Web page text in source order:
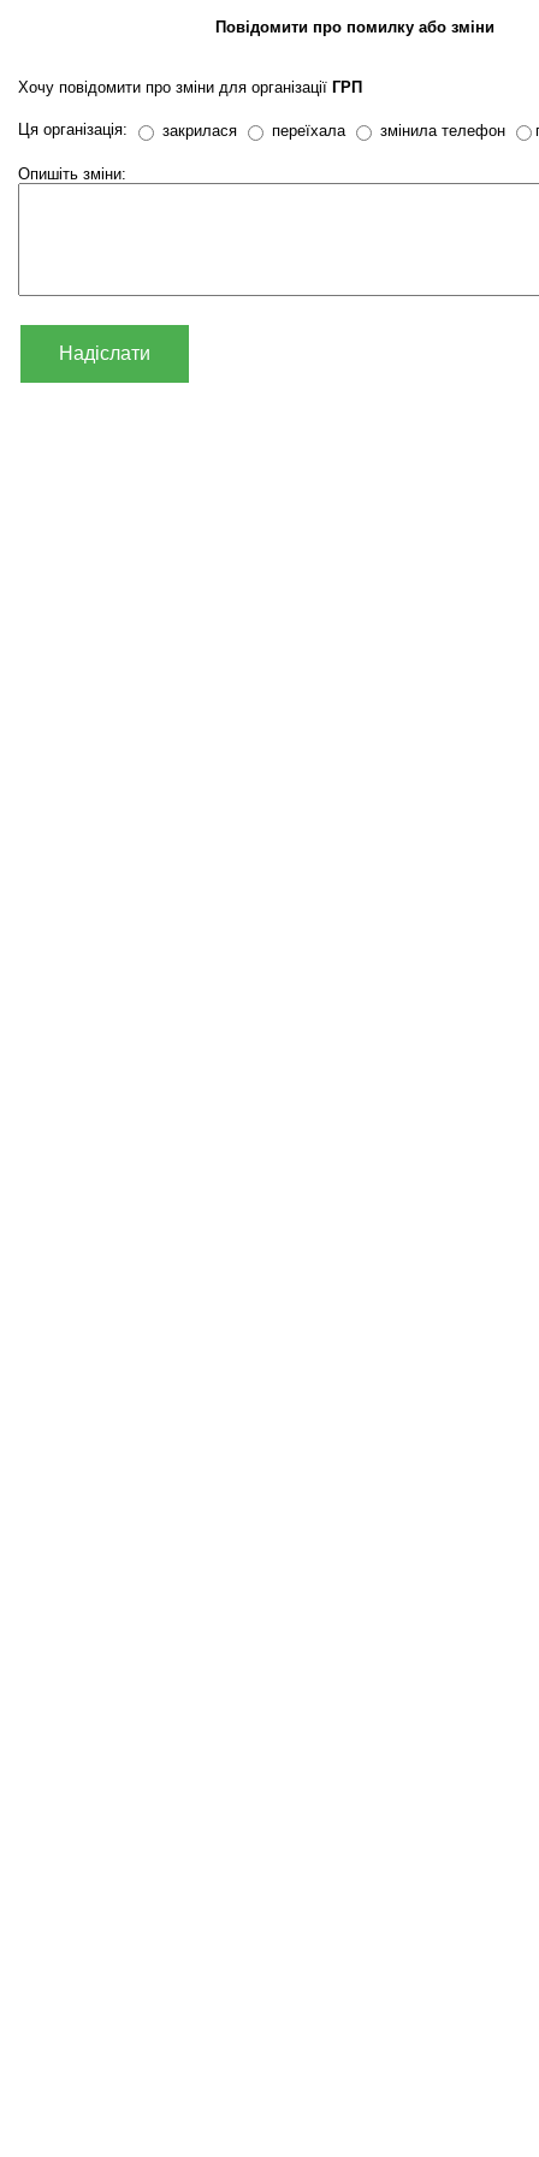
Повідомити про помилку або зміни
Хочу повідомити про зміни для організації ГРП
Ця організація: закрилася переїхала змінила телефон
Опишіть зміни:
Надіслати